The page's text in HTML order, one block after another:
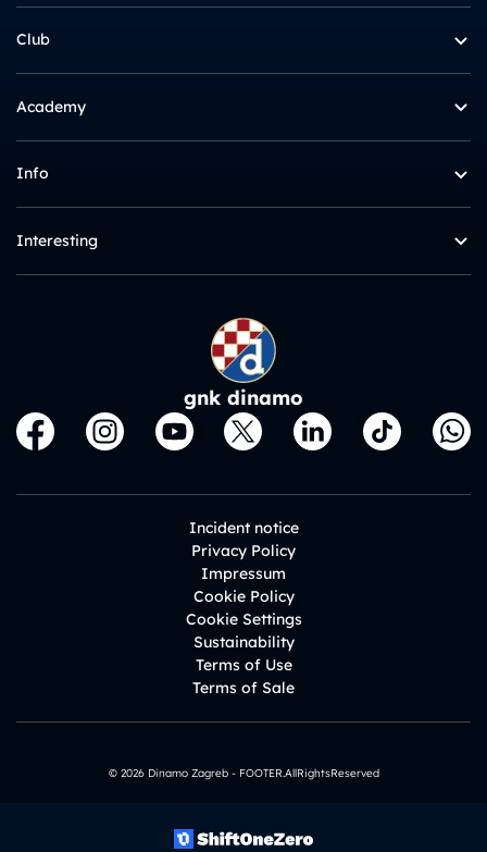
Club
Academy
Info
Interesting
gnk dinamo
Incident notice
Privacy Policy
Impressum
Cookie Policy
Cookie Settings
Sustainability
Terms of Use
Terms of Sale
© 2026 Dinamo Zagreb - FOOTER.AllRightsReserved